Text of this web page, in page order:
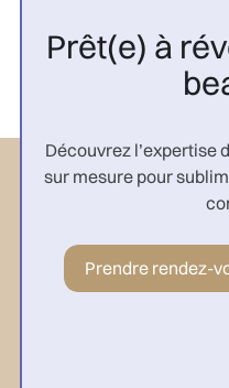
Prêt(e) à
Découvrez l’expertise
sur mesure pour
Prendre rendez-